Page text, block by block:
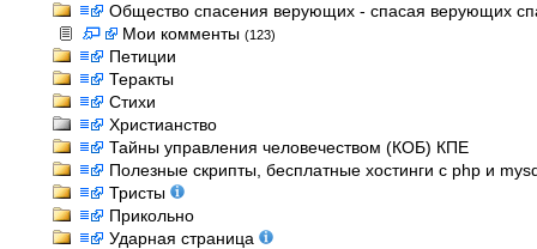
Общество спасения верующих - спасая верующих
Мои комменты (123)
Петиции
Теракты
Стихи
Христианство
Тайны управления человечеством (КОБ) КПЕ
Полезные скрипты, бесплатные хостинги с php и
Тристы
Прикольно
Ударная страница